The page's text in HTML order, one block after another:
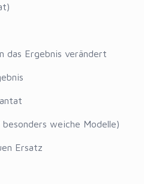
das Ergebnis verändert
weiche Modelle)
Ersatz